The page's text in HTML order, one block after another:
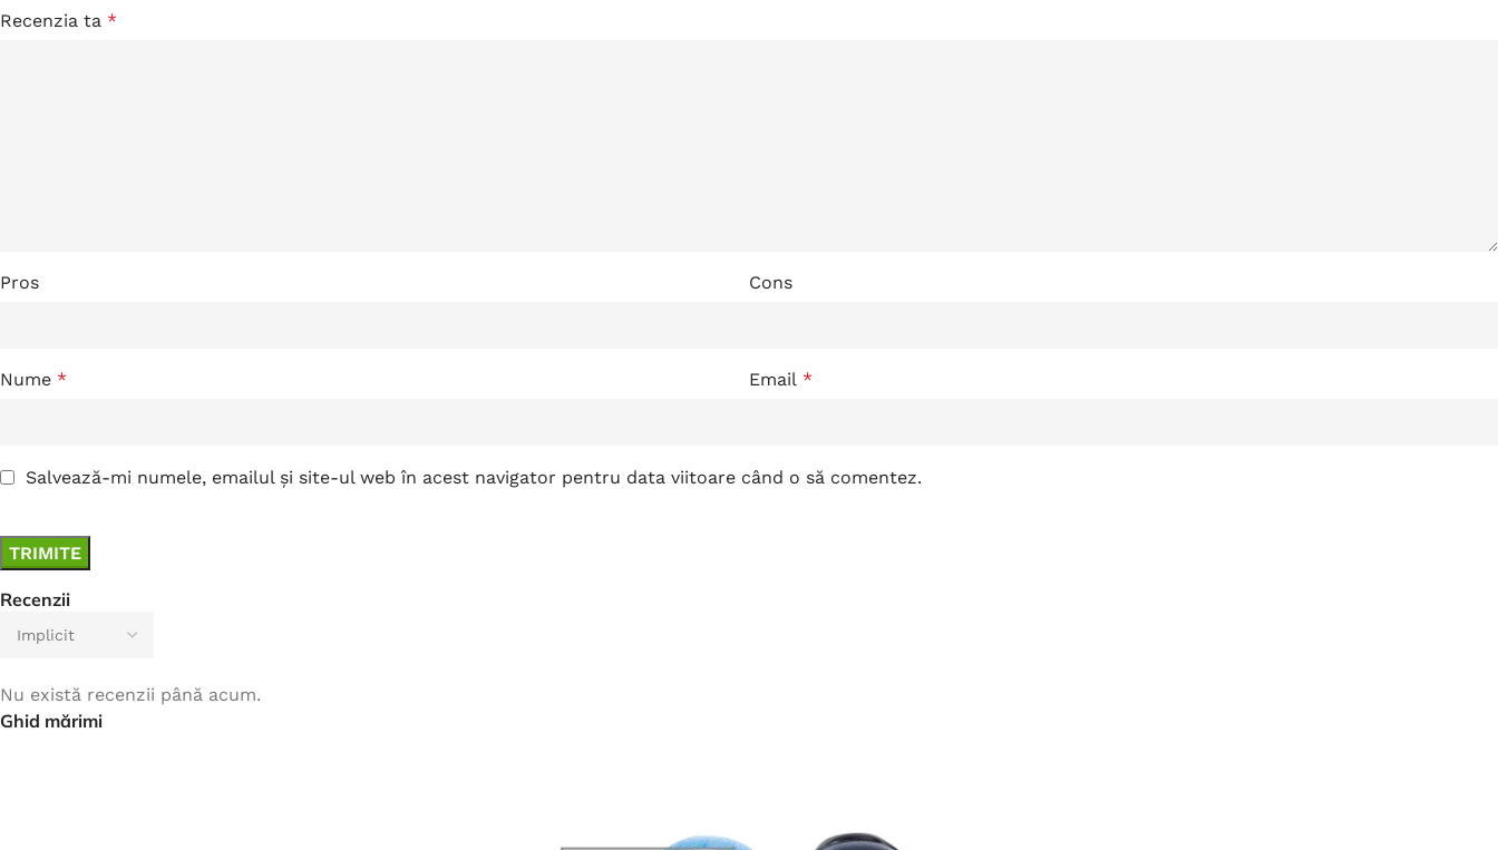
Recenzii
Nu există recenzii până acum.
Recenzia ta *
Pros Cons
Nume * Email *
Salvează-mi numele, emailul și site-ul web în acest navigator pentru data viitoare când o să comentez.
Ghid mărimi